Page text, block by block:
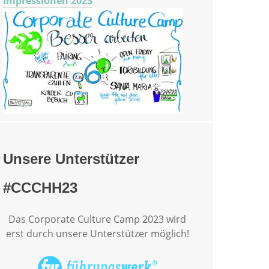
Unsere Unterstützer
#CCCHH23
Das Corporate Culture Camp 2023 wird
erst durch unsere Unterstützer möglich!